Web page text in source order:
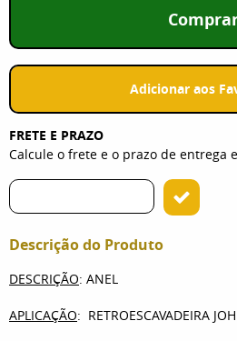
Adicionar aos
FRETE E PRAZO
Calcule o frete e o prazo de entrega
Descrição do Produto
DESCRIÇÃO: ANEL
APLICAÇÃO: RETROESCAVADEIRA